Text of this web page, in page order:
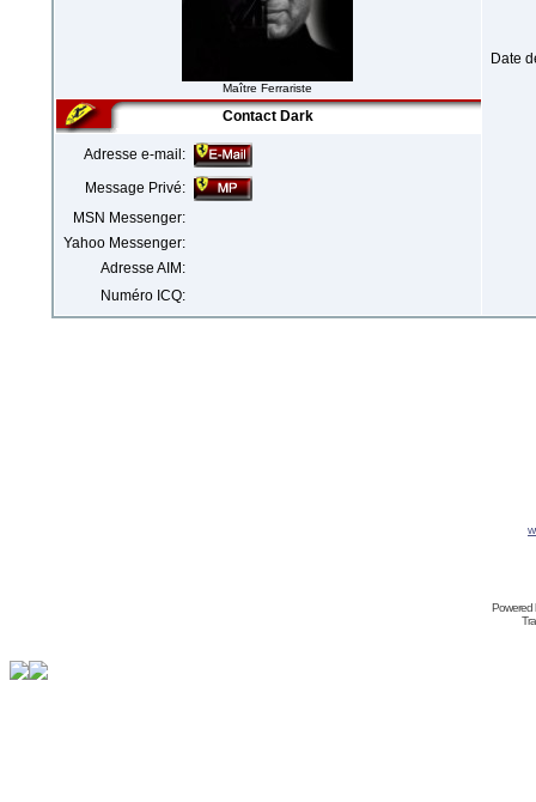
Maître Ferrariste
Date
Contact Dark
Adresse e-mail:
Message Privé:
MSN Messenger:
Yahoo Messenger:
Adresse AIM:
Numéro ICQ: